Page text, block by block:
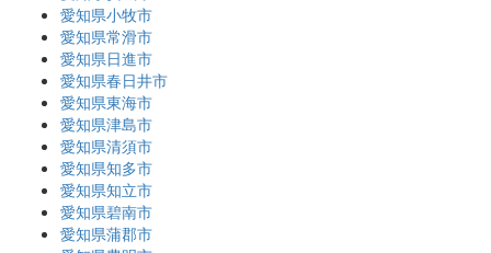
愛知県小牧市
愛知県常滑市
愛知県日進市
愛知県春日井市
愛知県東海市
愛知県津島市
愛知県清須市
愛知県知多市
愛知県知立市
愛知県碧南市
愛知県蒲郡市